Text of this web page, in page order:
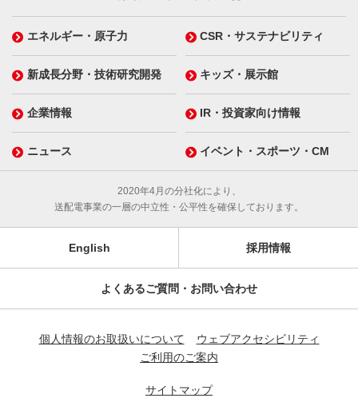
エネルギー・原子力 CSR・サステナビリティ
新成長分野・技術研究開発 キッズ・展示館
企業情報 IR・投資家向け情報
ニュース イベント・スポーツ・CM
2020年4月の分社化により、
送配電事業の一層の中立性・公平性を確保しております。
English 採用情報
よくあるご質問・お問い合わせ
個人情報のお取扱いについて
ウェブアクセシビリティ
ご利用のご案内
サイトマップ